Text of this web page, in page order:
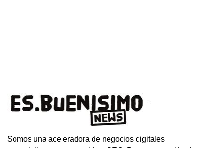
Somos una aceleradora de negocios digitales